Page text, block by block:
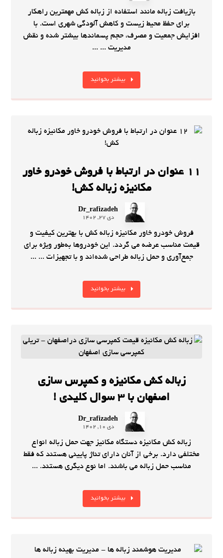
بازیافت زباله مانند استفاده از زباله کش مهمترین راهکار
برای حفظ محیط زیست و کاهش آلودگی شهری است. با
افزایش جمعیت و مصرف، حجم پسماندها بیشتر شده و نقش
مدیریت ... ...
بیشتر بخوانید
11 عنوان در ارتباط با فروش خودرو خاور
مکانیزه زباله کش!
Dr_rafizadeh
دی 27, 1402
فروش خودرو خاور مکانیزه زباله کش با بهترین کیفیت و
قیمت مناسب عرضه می گردد. این خودروها به‌طور ویژه برای
جمع‌آوری و حمل زباله طراحی شده‌اند و با تجهیزات ... ...
بیشتر بخوانید
زباله کش مکانیزه و کمپرس سازی
اصفهان با 3 سوال کلیدی !
Dr_rafizadeh
دی 10, 1402
زباله کش مکانیزه دستگاه مکانیز جهت حمل زباله انواع
مختلفی دارد. برخی از آنان دارای تناژ پایینی هستند که فقط
مناسب حمل زباله می باشند. اما نوع دیگری هستند. ...
بیشتر بخوانید